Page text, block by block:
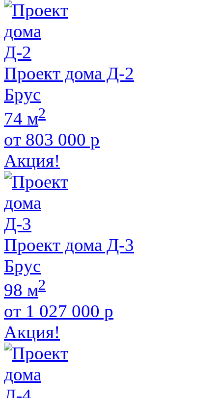
Проект дома Д-2
Брус
74 м2
от 803 000 р
Акция!
Проект дома Д-3
Брус
98 м2
от 1 027 000 р
Акция!